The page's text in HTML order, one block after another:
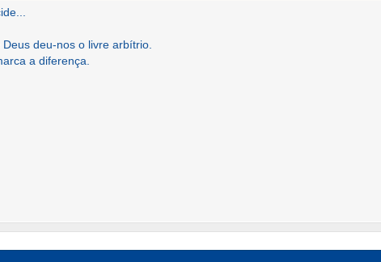
deu-nos o livre arbítrio.
a diferença.